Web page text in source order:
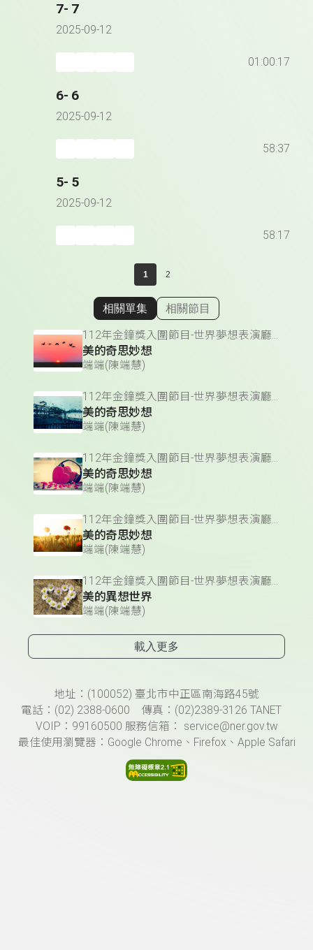
7- 7
2025-09-12
01:00:17
6- 6
2025-09-12
58:37
5- 5
2025-09-12
58:17
1 2
顯示相關單集
相關單集 相關節目
112年金鐘獎入圍節目-世界夢想表演廳(藝術文化節目&主持人獎)
美的奇思妙想
端端(陳端慧)
112年金鐘獎入圍節目-世界夢想表演廳(藝術文化節目&主持人獎)
美的奇思妙想
端端(陳端慧)
112年金鐘獎入圍節目-世界夢想表演廳(藝術文化節目&主持人獎)
美的奇思妙想
端端(陳端慧)
112年金鐘獎入圍節目-世界夢想表演廳(藝術文化節目&主持人獎)
美的奇思妙想
端端(陳端慧)
112年金鐘獎入圍節目-世界夢想表演廳(藝術文化節目&主持人獎)
美的異想世界
端端(陳端慧)
載入更多
頁尾資訊地址：(100052) 臺北市中正區南海路45號
電話：(02) 2388-0600 傳真：(02)2389-3126 TANET
VOIP：99160500 服務信箱： service@ner.gov.tw
最佳使用瀏覽器：Google Chrome、Firefox、Apple Safari